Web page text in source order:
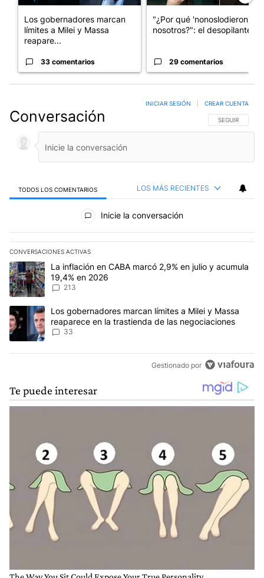
Los gobernadores marcan
límites a Milei y Massa
reapare...
33 comentarios
"¿Por qué 'nonoslodieron' a
nosotros?": el desopilante ...
29 comentarios
Conversación SIGA ESTA
SEGUIR
INICIAR SESIÓN CREAR CUENTA
TODOS LOS COMENTARIOS LOS MÁS RECIENTES
Todos los comentarios
Inicie la conversación
CONVERSACIONES ACTIVAS
Este listado muestra los artículos con más comentarios en los
Un artículo de tendencia con el título "La inflación en CABA
La inflación en CABA marcó 2,9% en julio y acumula
19,4% en 2026
213
Un artículo de tendencia con el título "Los gobernadores
Los gobernadores marcan límites a Milei y Massa
reaparece en la trastienda de las negociaciones
33
Gestionado por